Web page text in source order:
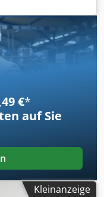
€*
auf Sie
Kleinanzeige